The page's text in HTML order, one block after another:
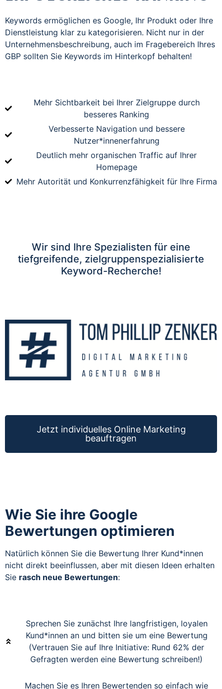
Keywords ermöglichen es Google, Ihr Produkt oder Ihre
Dienstleistung klar zu kategorisieren. Nicht nur in der
Unternehmensbeschreibung, auch im Fragebereich Ihres
GBP sollten Sie Keywords im Hinterkopf behalten!
Mehr Sichtbarkeit bei Ihrer Zielgruppe durch
besseres Ranking
Verbesserte Navigation und bessere
Nutzer*innenerfahrung
Deutlich mehr organischen Traffic auf Ihrer
Homepage
Mehr Autorität und Konkurrenzfähigkeit für Ihre Firma
Wir sind Ihre Spezialisten für eine
tiefgreifende, zielgruppenspezialisierte
Keyword-Recherche!
Jetzt individuelles Online Marketing
beauftragen
Wie Sie ihre Google
Bewertungen optimieren
Natürlich können Sie die Bewertung Ihrer Kund*innen
nicht direkt beeinflussen, aber mit diesen Ideen erhalten
Sie rasch neue Bewertungen:
Sprechen Sie zunächst Ihre langfristigen, loyalen
Kund*innen an und bitten sie um eine Bewertung
(Vertrauen Sie auf Ihre Initiative: Rund 62% der
Gefragten werden eine Bewertung schreiben!)
Machen Sie es Ihren Bewertenden so einfach wie